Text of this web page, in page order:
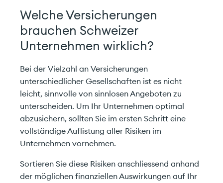
Welche Versicherungen
brauchen Schweizer
Unternehmen wirklich?
Bei der Vielzahl an Versicherungen
unterschiedlicher Gesellschaften ist es nicht
leicht, sinnvolle von sinnlosen Angeboten zu
unterscheiden. Um Ihr Unternehmen optimal
abzusichern, sollten Sie im ersten Schritt eine
vollständige Auflistung aller Risiken im
Unternehmen vornehmen.
Sortieren Sie diese Risiken anschliessend anhand
der möglichen finanziellen Auswirkungen auf Ihr